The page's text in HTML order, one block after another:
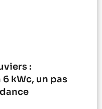
:
kWc, un pas